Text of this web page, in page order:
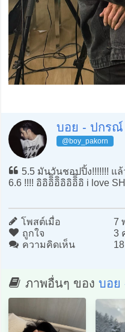
บอย - ปกรณ์
@boy_pakorn
5.5 มันวันชอปปิ้ง!!!!!!! แ
6.6 !!!! อิอิอิิิอิิอิอิอิิิอิ i love
โพสต์เมื่อ
7
ถูกใจ
3
ความคิดเห็น
ภาพอื่นๆ ของ บอย